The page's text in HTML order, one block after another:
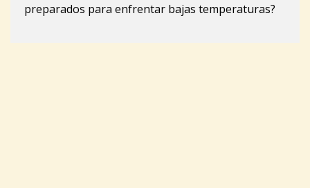
preparados para enfrentar bajas temperaturas?